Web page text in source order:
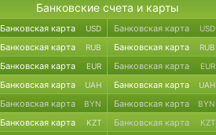
Банковские счета и карты
Банковская карта USD Банковская карта USD
Банковская карта RUB Банковская карта RUB
Банковская карта EUR Банковская карта EUR
Банковская карта UAH Банковская карта UAH
Банковская карта BYN Банковская карта BYN
Банковская карта KZT Банковская карта KZT